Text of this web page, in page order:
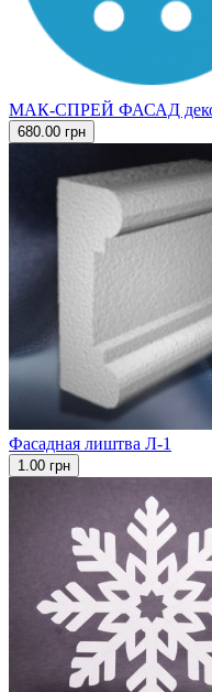
МАК-СПРЕЙ ФАСАД
680.00 грн
Фасадная лиштва Л-1
1.00 грн